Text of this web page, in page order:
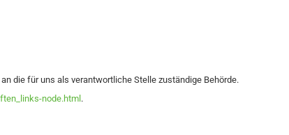
die für uns als verantwortliche Stelle zuständige Behörde.
node.html .